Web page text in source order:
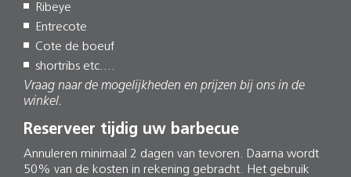
Ribeye
Entrecote
Cote de boeuf
shortribs etc....
Vraag naar de mogelijkheden en prijzen bij ons in de
winkel.
Reserveer tijdig uw barbecue
Annuleren minimaal 2 dagen van tevoren. Daarna wordt
50% van de kosten in rekening gebracht. Het gebruik